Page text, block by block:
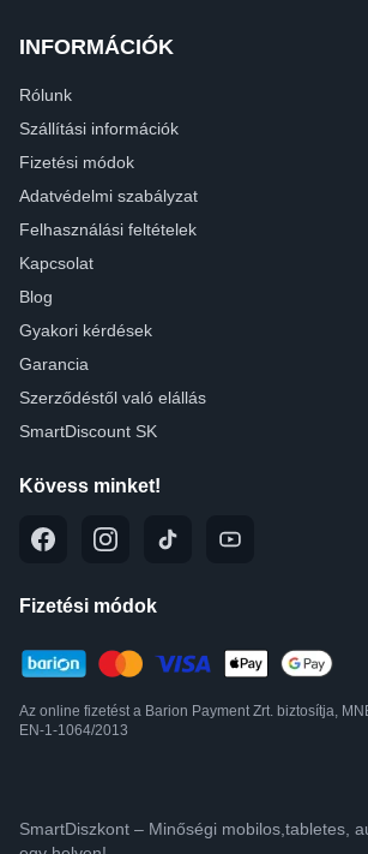
INFORMÁCIÓK
Rólunk
Szállítási információk
Fizetési módok
Adatvédelmi szabályzat
Felhasználási feltételek
Kapcsolat
Blog
Gyakori kérdések
Garancia
Szerződéstől való elállás
SmartDiscount SK
Kövess minket!
Fizetési módok
Az online fizetést a Barion Payment Zrt. biztosítja,
EN-1-1064/2013
SmartDiszkont – Minőségi mobilos,tabletes,